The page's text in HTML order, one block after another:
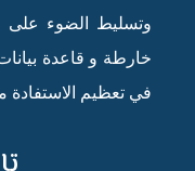
وتسليط الضوء على
خارطة و قاعدة
في تعظيم الاستفادة